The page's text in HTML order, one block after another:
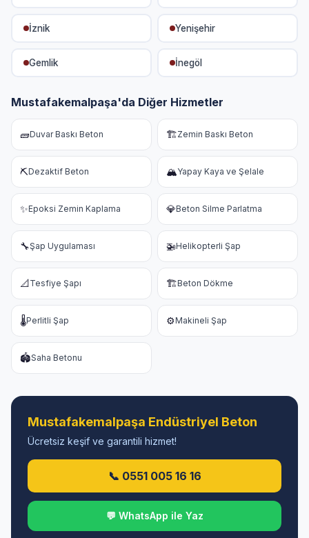
İznik Yenişehir
Gemlik İnegöl
Mustafakemalpaşa'da Diğer Hizmetler
🧱Duvar Baskı Beton 🏗️Zemin Baskı Beton
⛏️Dezaktif Beton 🏔️Yapay Kaya ve Şelale
✨Epoksi Zemin Kaplama 💎Beton Silme Parlatma
🔧Şap Uygulaması 🚁Helikopterli Şap
📐Tesfiye Şapı 🏗️Beton Dökme
🌡️Perlitli Şap ⚙️Makineli Şap
🏟️Saha Betonu
Mustafakemalpaşa Endüstriyel Beton
Ücretsiz keşif ve garantili hizmet!
📞 0551 005 16 16
💬 WhatsApp ile Yaz